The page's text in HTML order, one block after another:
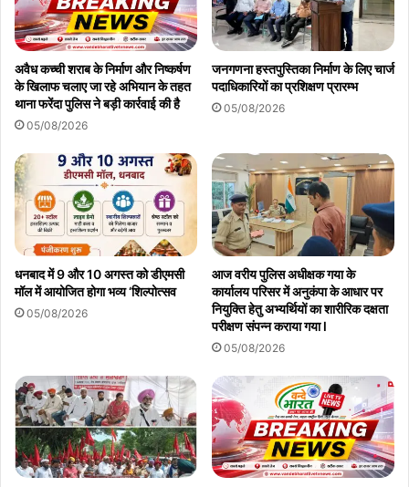
अवैध कच्ची शराब के निर्माण और निष्कर्षण
के खिलाफ चलाए जा रहे अभियान के तहत
थाना फरेंदा पुलिस ने बड़ी कार्रवाई की है
05/08/2026
जनगणना हस्तपुस्तिका निर्माण के लिए चार्ज
पदाधिकारियों का प्रशिक्षण प्रारम्भ
05/08/2026
धनबाद में 9 और 10 अगस्त को डीएमसी
मॉल में आयोजित होगा भव्य ‘शिल्पोत्सव
05/08/2026
आज वरीय पुलिस अधीक्षक गया के
कार्यालय परिसर में अनुकंपा के आधार पर
नियुक्ति हेतु अभ्यर्थियों का शारीरिक दक्षता
परीक्षण संपन्न कराया गया l
05/08/2026